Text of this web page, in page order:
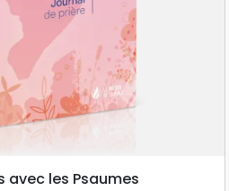
avec les Psaumes